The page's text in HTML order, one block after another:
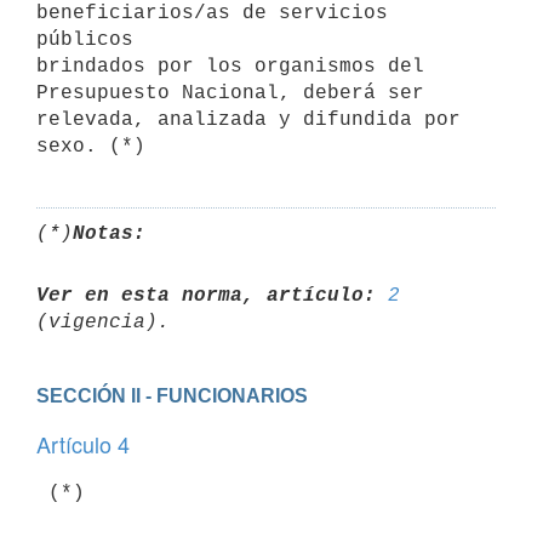
beneficiarios/as de servicios
públicos
brindados por los organismos del
Presupuesto Nacional, deberá ser
relevada, analizada y difundida por
(*)Notas:
Ver en esta norma, artículo:
2
SECCIÓN II - FUNCIONARIOS
Artículo 4
(*)